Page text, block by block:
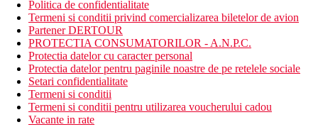
Politica de confidentialitate
Termeni si conditii privind comercializarea biletelor de avion
Partener DERTOUR
PROTECTIA CONSUMATORILOR - A.N.P.C.
Protectia datelor cu caracter personal
Protectia datelor pentru paginile noastre de pe retelele sociale
Setari confidentialitate
Termeni si conditii
Termeni si conditii pentru utilizarea voucherului cadou
Vacante in rate